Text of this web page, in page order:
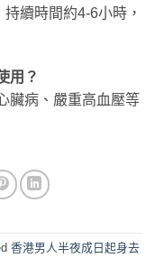
續時間約4-6小時，
用？
臟病、嚴重高血壓等
香港男人半夜成日起身去